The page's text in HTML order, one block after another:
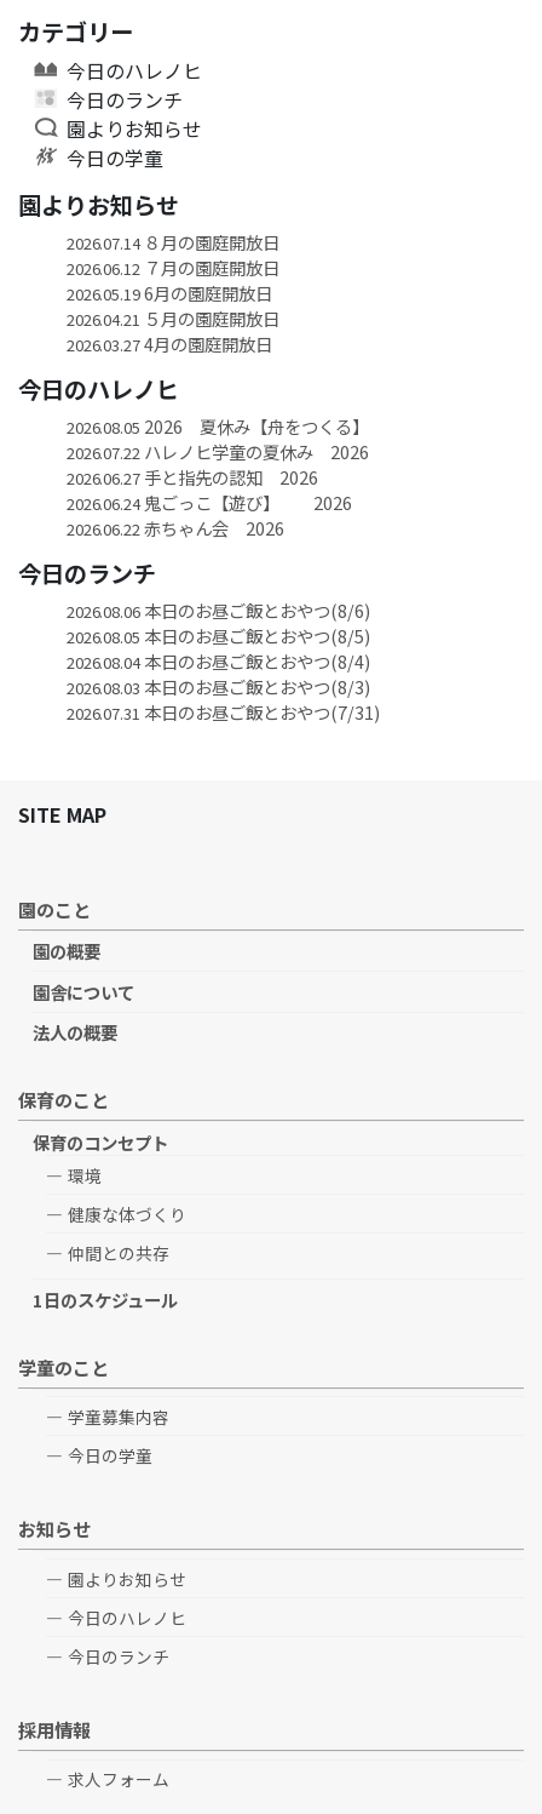
カテゴリー
今日のハレノヒ
今日のランチ
園よりお知らせ
今日の学童
園よりお知らせ
2026.07.14８月の園庭開放日
2026.06.12７月の園庭開放日
2026.05.196月の園庭開放日
2026.04.21 ５月の園庭開放日
2026.03.274月の園庭開放日
今日のハレノヒ
2026.08.05 2026 夏休み【舟をつくる】
2026.07.22ハレノヒ学童の夏休み 2026
2026.06.27手と指先の認知 2026
2026.06.24鬼ごっこ【遊び】 2026
2026.06.22赤ちゃん会 2026
今日のランチ
2026.08.06本日のお昼ご飯とおやつ(8/6)
2026.08.05 本日のお昼ご飯とおやつ(8/5)
2026.08.04本日のお昼ご飯とおやつ(8/4)
2026.08.03 本日のお昼ご飯とおやつ(8/3)
2026.07.31 本日のお昼ご飯とおやつ(7/31)
SITE MAP
園のこと
園の概要
園舎について
法人の概要
保育のこと
保育のコンセプト
環境
健康な体づくり
仲間との共存
1日のスケジュール
学童のこと
学童募集内容
今日の学童
お知らせ
園よりお知らせ
今日のハレノヒ
今日のランチ
採用情報
求人フォーム